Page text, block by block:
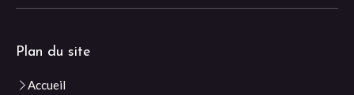
Plan du site
Accueil